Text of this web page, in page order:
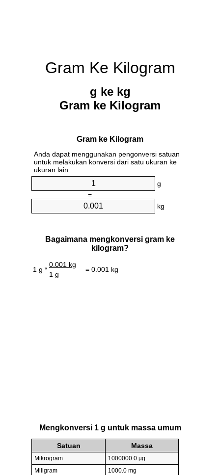
Gram Ke Kilogram
g ke kg
Gram ke Kilogram
Gram ke Kilogram
Anda dapat menggunakan pengonversi satuan
untuk melakukan konversi dari satu ukuran ke
ukuran lain.
g
=
kg
Bagaimana mengkonversi gram ke
kilogram?
1 g *
0.001 kg
= 0.001 kg
1 g
Mengkonversi 1 g untuk massa umum
Satuan Massa
Mikrogram
1000000.0 µg
Miligram
1000.0 mg